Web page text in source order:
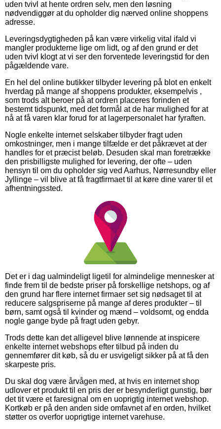
uden tvivl at hente ordren selv, men den løsning
nødvendiggør at du opholder dig nærved online shoppens
adresse.
Leveringsdygtigheden på kan være virkelig vital ifald vi
mangler produkterne lige om lidt, og af den grund er det
uden tvivl klogt at vi ser den forventede leveringstid for den
pågældende vare.
En hel del online butikker tilbyder levering på blot en enkelt
hverdag på mange af shoppens produkter, eksempelvis ,
som trods alt beroer på at ordren placeres forinden et
bestemt tidspunkt, med det formål at de har mulighed for at
nå at få varen klar forud for at lagerpersonalet har fyraften.
Nogle enkelte internet selskaber tilbyder fragt uden
omkostninger, men i mange tilfælde er det påkrævet at der
handles for et præcist beløb. Desuden skal man foretrække
den prisbilligste mulighed for levering, der ofte – uden
hensyn til om du opholder sig ved Aarhus, Nørresundby eller
Jyllinge – vil blive at få fragtfirmaet til at køre dine varer til et
afhentningssted.
Det er i dag ualmindeligt ligetil for almindelige mennesker at
finde frem til de bedste priser på forskellige netshops, og af
den grund har flere internet firmaer set sig nødsaget til at
reducere salgspriserne på mange af deres produkter – til
børn, samt også til kvinder og mænd – voldsomt, og endda
nogle gange byde på fragt uden gebyr.
Trods dette kan det alligevel blive lønnende at inspicere
enkelte internet webshops efter tilbud på inden du
gennemfører dit køb, så du er usvigeligt sikker på at få den
skarpeste pris.
Du skal dog være årvågen med, at hvis en internet shop
udlover et produkt til en pris der er besynderligt gunstig, bør
det tit være et faresignal om en uoprigtig internet webshop.
Kortkøb er på den anden side omfavnet af en orden, hvilket
støtter os overfor uoprigtige internet varehuse.